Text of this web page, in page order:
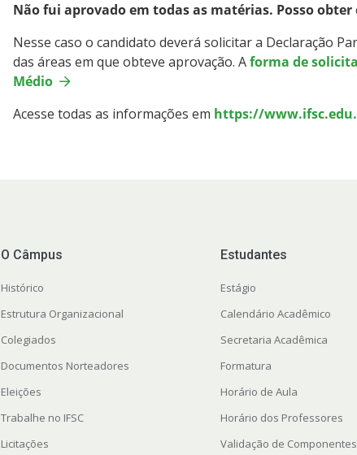
Não fui aprovado em todas as matérias. Posso
Nesse caso o candidato deverá solicitar a Declaração
das áreas em que obteve aprovação. Aforma de
Médio
Acesse todas as informações em https://
O Câmpus
Histórico
Estrutura Organizacional
Colegiados
Documentos Norteadores
Eleições
Trabalhe no IFSC
Licitações
Estudantes
Estágio
Calendário Acadêmico
Secretaria Acadêmica
Formatura
Horário de Aula
Horário dos Professores
Validação de Componentes